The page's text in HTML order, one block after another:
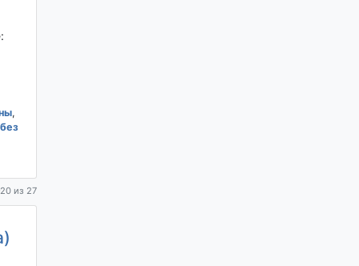
,
из 27